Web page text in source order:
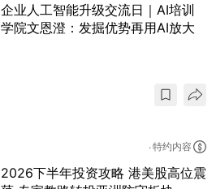
企业人工智能升级交流日｜AI培训
学院文恩澄：发掘优势再用AI放大
特约内容
2026下半年投资攻略 港美股高位震